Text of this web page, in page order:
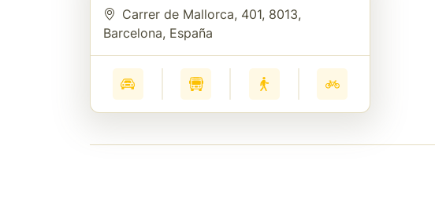
Carrer de Mallorca, 401, 8013,
Barcelona, España